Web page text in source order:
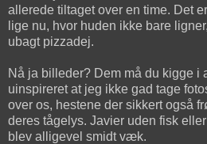
allerede tiltaget over en time. Det
lige nu, hvor huden ikke bare
ubagt pizzadej.
Nå ja billeder? Dem må du kigge i
uinspireret at jeg ikke gad tage
over os, hestene der sikkert også
deres tågelys. Javier uden fisk
blev alligevel smidt væk.